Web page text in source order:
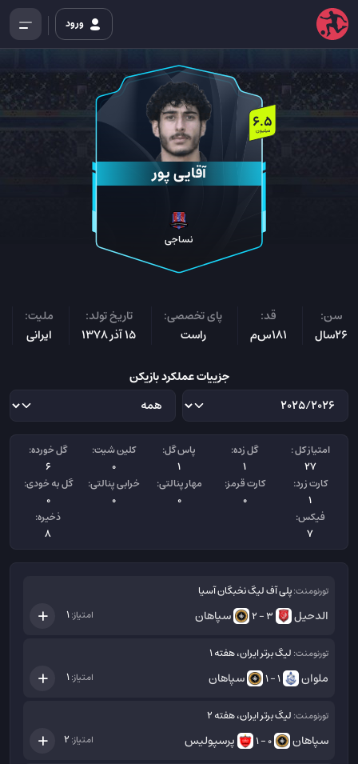
ورود
آقایی پور
6.5
میلیون
نساجی
سن:
26سال
قد:
181س‌م
پای تخصصی:
راست
تاریخ تولد:
15 آذر 1378
ملیت:
ایرانی
جزییات عملکرد بازیکن
امتیاز کل :
27
گل زده:
1
پاس گل:
1
کلین شیت:
0
گل خورده:
6
کارت زرد:
1
کارت قرمز:
0
مهار پنالتی:
0
خرابی پنالتی:
0
گل به خودی:
0
فیکس:
7
ذخیره:
8
تورنومنت:پلی آف لیگ نخبگان آسیا
الدحیل 3 - 2 سپاهان امتیاز:1
تورنومنت: لیگ برتر ایران، هفته 1
ملوان 1 - 1 سپاهان امتیاز:1
تورنومنت: لیگ برتر ایران، هفته 2
سپاهان 0 - 1 پرسپولیس امتیاز: 2